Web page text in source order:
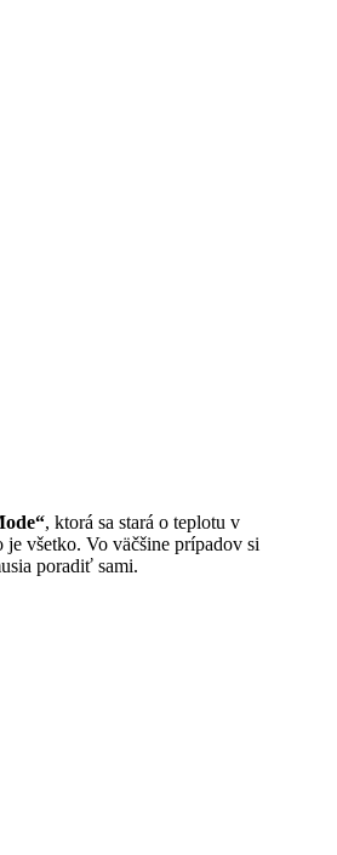
, ktorá sa stará o teplotu v
je všetko. Vo väčšine prípadov si
poradiť sami.